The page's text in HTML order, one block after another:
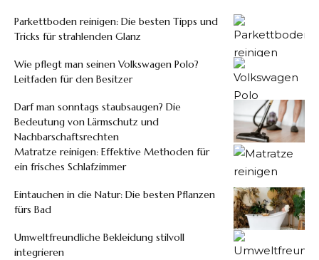
Parkettboden reinigen: Die besten Tipps und
Tricks für strahlenden Glanz
Wie pflegt man seinen Volkswagen Polo?
Leitfaden für den Besitzer
Darf man sonntags staubsaugen? Die
Bedeutung von Lärmschutz und
Nachbarschaftsrechten
Matratze reinigen: Effektive Methoden für
ein frisches Schlafzimmer
Eintauchen in die Natur: Die besten Pflanzen
fürs Bad
Umweltfreundliche Bekleidung stilvoll
integrieren